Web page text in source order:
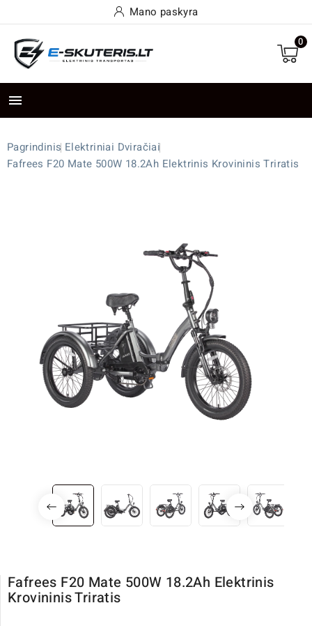
Mano paskyra
0

Pagrindinis Elektriniai Dviračiai
Fafrees F20 Mate 500W 18.2Ah Elektrinis Krovininis Triratis
Fafrees F20 Mate 500W 18.2Ah Elektrinis
Krovininis Triratis